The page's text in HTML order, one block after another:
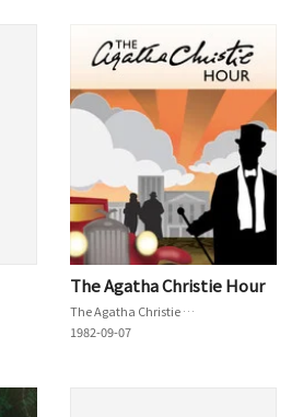
The Agatha Christie Hour
The Agatha Christie Hour
1982-09-07